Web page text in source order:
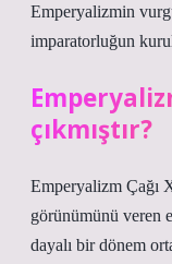
Emperyalizmin
imparatorluğun
çıkmıştır?
Emperyalizm Çağı
görünümünü veren
dayalı bir dönem